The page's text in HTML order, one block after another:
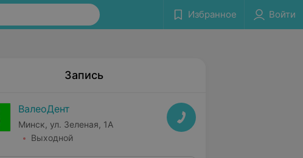
Избранное Войти
Запись
ВалеоДент
Минск, ул. Зеленая, 1А
Выходной